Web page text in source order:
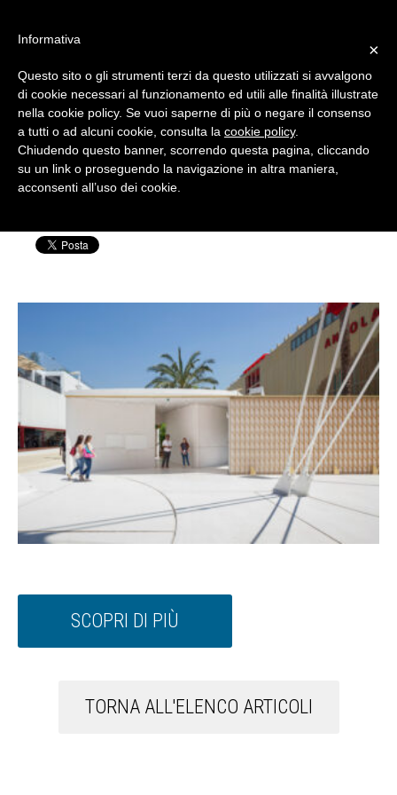
#WIS22
Home
Forum 2023
17-spazio off
Scritto da: Silvia Rensi | Pubblicato il: 14
SCOPRI DI PIÙ
TORNA ALL'ELENCO ARTICOLI
×
Informativa
Questo sito o gli strumenti terzi da questo utilizzati si avvalgono
di cookie necessari al funzionamento ed utili alle finalità illustrate
nella cookie policy. Se vuoi saperne di più o negare il consenso
a tutti o ad alcuni cookie, consulta la cookie policy.
Chiudendo questo banner, scorrendo questa pagina, cliccando
su un link o proseguendo la navigazione in altra maniera,
acconsenti all’uso dei cookie.